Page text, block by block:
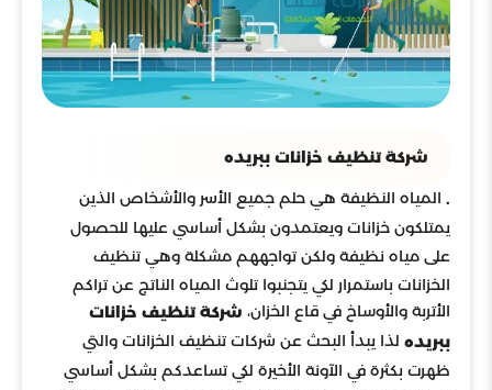
شركة تنظيف خزانات ببريده
. المياه النظيفة هي حلم جميع الأسر والأشخاص الذين
يمتلكون خزانات ويعتمدون بشكل أساسي عليها للحصول
على مياه نظيفة ولكن تواجههم مشكلة وهي تنظيف
الخزانات باستمرار لكي يتجنبوا تلوث المياه الناتج عن تراكم
الأتربة والأوساخ في قاع الخزان، شركة تنظيف خزانات
ببريده لذا يبدأ البحث عن شركات تنظيف الخزانات والتي
ظهرت بكثرة في الآونة الأخيرة لكي تساعدكم بشكل أساسي